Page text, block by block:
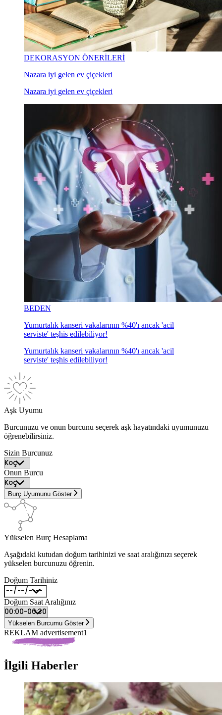
DEKORASYON ÖNERİLERİ
Nazara iyi gelen ev çiçekleri
Nazara iyi gelen ev çiçekleri
BEDEN
Yumurtalık kanseri vakalarının %40'ı ancak 'acil
serviste' teşhis edilebiliyor!
Yumurtalık kanseri vakalarının %40'ı ancak 'acil
serviste' teşhis edilebiliyor!
Aşk Uyumu
Burcunuzu ve onun burcunu seçerek aşk hayatındaki uyumunuzu
öğrenebilirsiniz.
Sizin Burcunuz
Onun Burcu
Burç Uyumunu Göster
Yükselen Burç Hesaplama
Aşağıdaki kutudan doğum tarihinizi ve saat aralığınızı seçerek
yükselen burcunuzu öğrenin.
Doğum Tarihiniz
Doğum Saat Aralığınız
Yükselen Burcumu Göster
REKLAM advertisement1
İlgili Haberler